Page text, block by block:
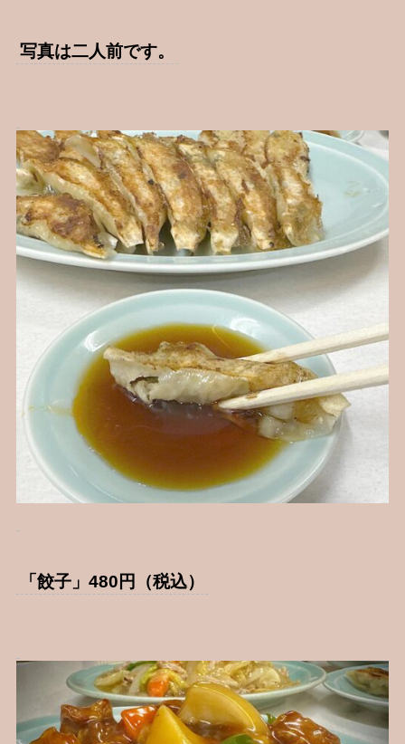
写真は二人前です。
「餃子」480円（税込）